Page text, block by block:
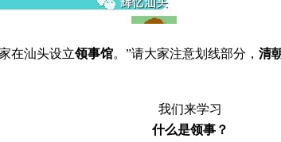
在汕头设立领事馆。”请大家注意划线部分， 清
我们来学习
什么是领事？